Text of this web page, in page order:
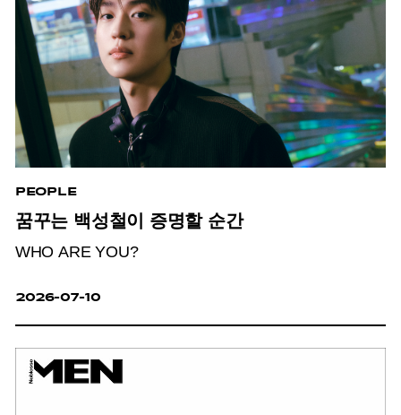
PEOPLE
꿈꾸는 백성철이 증명할 순간
WHO ARE YOU?
2026-07-10